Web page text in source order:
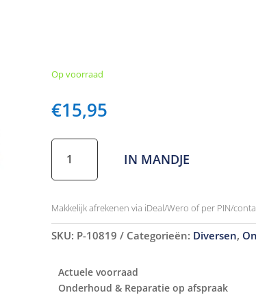
Op voorraad
€15,95
Kabel
voetpedaal
Pfaff
Husqvarna
aantal
IN MANDJE
Makkelijk afrekenen via iDeal/Wero of per PIN/
SKU: P-10819 Categorieën: Diversen,
Actuele voorraad
Onderhoud & Reparatie op afspraak